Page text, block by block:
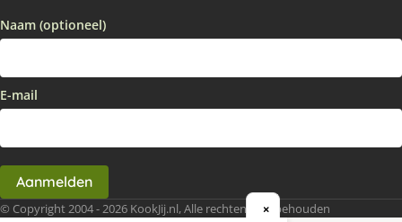
Naam (optioneel)
E-mail
Aanmelden
© Copyright 2004 - 2026 KookJij.nl, Alle rechten voorbehouden
×